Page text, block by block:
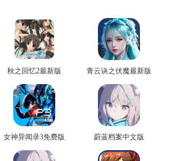
秋之回忆2最新版 青云诀之伏魔最新版
女神异闻录3免费版 蔚蓝档案中文版